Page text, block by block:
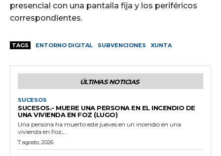
presencial con una pantalla fija y los periféricos
correspondientes.
TAGS ENTORNO DIGITAL SUBVENCIONES XUNTA
ÚLTIMAS NOTICIAS
SUCESOS
SUCESOS.- MUERE UNA PERSONA EN EL INCENDIO DE
UNA VIVIENDA EN FOZ (LUGO)
Una persona ha muerto este jueves en un incendio en una
vivienda en Foz,...
7 agosto, 2026